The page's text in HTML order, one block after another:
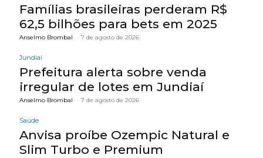
Famílias brasileiras perderam R$
62,5 bilhões para bets em 2025
Anselmo Brombal - 7 de agosto de 2026
Jundiaí
Prefeitura alerta sobre venda
irregular de lotes em Jundiaí
Anselmo Brombal - 7 de agosto de 2026
Saúde
Anvisa proíbe Ozempic Natural e
Slim Turbo e Premium